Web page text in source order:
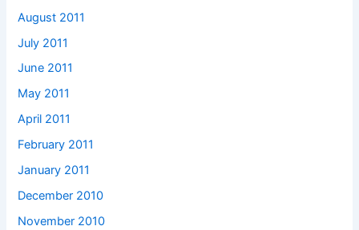
August 2011
July 2011
June 2011
May 2011
April 2011
February 2011
January 2011
December 2010
November 2010